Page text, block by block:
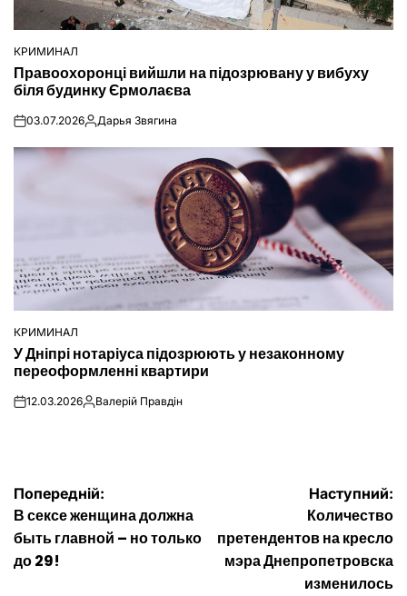
ОПУБЛІКУВАТИ
КРИМИНАЛ
Правоохоронці вийшли на підозрювану у вибуху
біля будинку Єрмолаєва
on03.07.2026Опубліковано
Дарья Звягина
ОПУБЛІКУВАТИ
У
КРИМИНАЛ
У Дніпрі нотаріуса підозрюють у незаконному
переоформленні квартири
on12.03.2026Опубліковано
Валерій Правдін
Навігація
записів
Попередній:
В сексе женщина должна
быть главной – но только
до 29!
Наступний:
Количество
претендентов на кресло
мэра Днепропетровска
изменилось